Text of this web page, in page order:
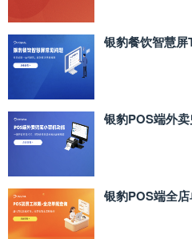
银豹餐饮智慧
银豹POS端外
银豹POS端全